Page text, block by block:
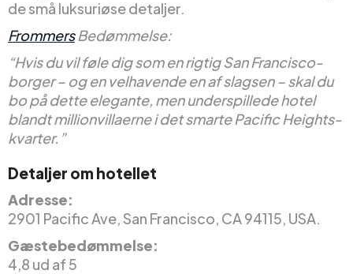
de små luksuriøse detaljer.
FrommersBedømmelse:
“Hvis du vil føle dig som en rigtig San Francisco-
borger – og en velhavende en af slagsen – skal du
bo på dette elegante, men underspillede hotel
blandt millionvillaerne i det smarte Pacific Heights-
kvarter.”
Detaljer om hotellet
Adresse:
2901 Pacific Ave, San Francisco, CA 94115, USA.
Gæstebedømmelse:
4,8 ud af 5